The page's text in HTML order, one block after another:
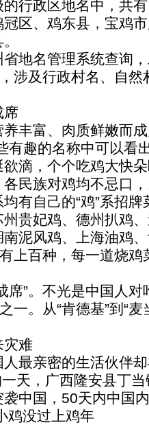
政区地名中，共有
区、鸡东县，宝鸡
名管理系统查询，
涉及行政村名、自
富、肉质鲜嫩而成
有趣的名称中可以看
欲滴，个个吃鸡大快
族对鸡均不忌口，
有自己的“鸡”系招
州贵妃鸡、德州扒鸡
南泥风鸡、上海油鸡
有上百种，每一道烧
”。不光是中国人对
一。从“肯德基”到“
难
亲密的生活伙伴却
天，广西隆安县丁
中国，50天内中国
没过上鸡年